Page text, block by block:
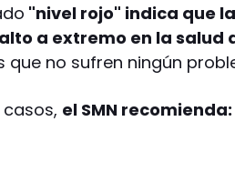
"nivel rojo" indica que
a extremo en la salud
que no sufren ningún
el SMN recomienda: